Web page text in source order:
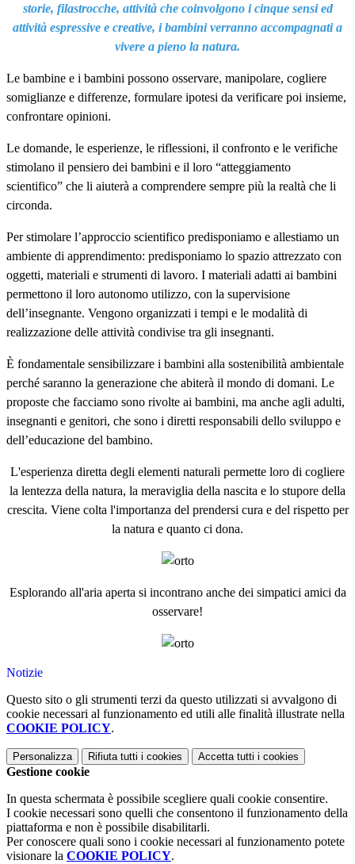
storie, filastrocche, attività che coinvolgono i cinque sensi ed
attività espressive e creative, i bambini verranno accompagnati a
vivere a pieno la natura.
Le bambine e i bambini possono osservare, manipolare, cogliere
somiglianze e differenze, formulare ipotesi da verificare poi insieme,
confrontare opinioni.
Le domande, le esperienze, le riflessioni, il confronto e le verifiche
stimolano il pensiero dei bambini e il loro “atteggiamento
scientifico” che li aiuterà a comprendere sempre più la realtà che li
circonda.
Per stimolare l’approccio scientifico predisponiamo e allestiamo un
ambiente di apprendimento: predisponiamo lo spazio attrezzato con
oggetti, materiali e strumenti di lavoro. I materiali adatti ai bambini
permettono il loro autonomo utilizzo, con la supervisione
dell’insegnante. Vengono organizzati i tempi e le modalità di
realizzazione delle attività condivise tra gli insegnanti.
È fondamentale sensibilizzare i bambini alla sostenibilità ambientale
perché saranno la generazione che abiterà il mondo di domani. Le
proposte che facciamo sono rivolte ai bambini, ma anche agli adulti,
insegnanti e genitori, che sono i diretti responsabili dello sviluppo e
dell’educazione del bambino.
L'esperienza diretta degli elementi naturali permette loro di cogliere
la lentezza della natura, la meraviglia della nascita e lo stupore della
crescita. Viene colta l'importanza del prendersi cura e del rispetto per
la natura e quanto ci dona.
Esplorando all'aria aperta si incontrano anche dei simpatici amici da
osservare!
Notizie
Questo sito o gli strumenti terzi da questo utilizzati si avvalgono di
cookie necessari al funzionamento ed utili alle finalità illustrate nella
COOKIE POLICY.
Personalizza Rifiuta tutti i cookies Accetta tutti i cookies
Gestione cookie
In questa schermata è possibile scegliere quali cookie consentire.
I cookie necessari sono quelli che consentono il funzionamento della
piattaforma e non è possibile disabilitarli.
Per conoscere quali sono i cookie necessari al funzionamento potete
visionare la COOKIE POLICY.